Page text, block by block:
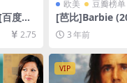
度网
超清
英字
缩包
2.75
欧美 豆瓣榜单
[芭比]Barbie
盘+夸克网盘
减资源][网盘在
[MP4/7.2GB][
3 年前
VIP